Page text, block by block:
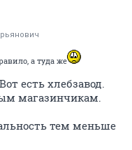
а туда же
есть хлебзавод.
магазинчикам.
тем меньше